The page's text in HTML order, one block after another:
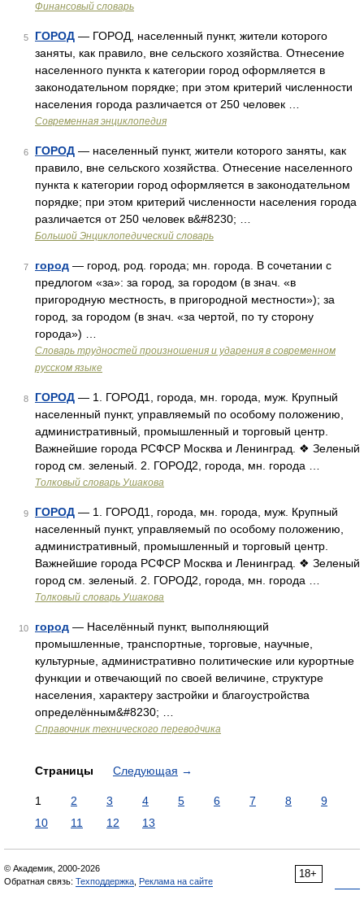
Финансовый словарь
5 ГОРОД — ГОРОД, населенный пункт, жители которого
заняты, как правило, вне сельского хозяйства. Отнесение
населенного пункта к категории город оформляется в
законодательном порядке; при этом критерий численности
населения города различается от 250 человек …
Современная энциклопедия
6 ГОРОД — населенный пункт, жители которого заняты, как
правило, вне сельского хозяйства. Отнесение населенного
пункта к категории город оформляется в законодательном
порядке; при этом критерий численности населения города
различается от 250 человек в&#8230; …
Большой Энциклопедический словарь
7 город — город, род. города; мн. города. В сочетании с
предлогом «за»: за город, за городом (в знач. «в
пригородную местность, в пригородной местности»); за
город, за городом (в знач. «за чертой, по ту сторону
города») …
Словарь трудностей произношения и ударения в современном
русском языке
8 ГОРОД — 1. ГОРОД1, города, мн. города, муж. Крупный
населенный пункт, управляемый по особому положению,
административный, промышленный и торговый центр.
Важнейшие города РСФСР Москва и Ленинград. ❖ Зеленый
город см. зеленый. 2. ГОРОД2, города, мн. города …
Толковый словарь Ушакова
9 ГОРОД — 1. ГОРОД1, города, мн. города, муж. Крупный
населенный пункт, управляемый по особому положению,
административный, промышленный и торговый центр.
Важнейшие города РСФСР Москва и Ленинград. ❖ Зеленый
город см. зеленый. 2. ГОРОД2, города, мн. города …
Толковый словарь Ушакова
10 город — Населённый пункт, выполняющий
промышленные, транспортные, торговые, научные,
культурные, административно политические или курортные
функции и отвечающий по своей величине, структуре
населения, характеру застройки и благоустройства
определённым&#8230; …
Справочник технического переводчика
Страницы Следующая →
1 2 3 4 5 6 7 8
9
10
11 12 13
18+
© Академик, 2000-2026
Обратная связь: Техподдержка Реклама на сайте